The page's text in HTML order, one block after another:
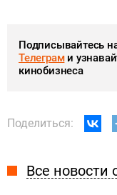
Подписывайтесь
Телеграми
кинобизнеса
Поделиться:
Все новости